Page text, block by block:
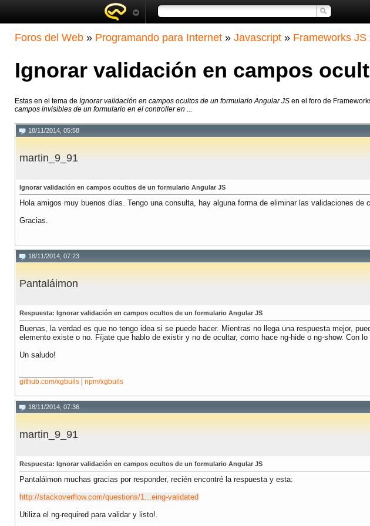
Foros del Web » Programando para Internet » Javascript » Frameworks JS
Ignorar validación en campos
Estas en el tema de Ignorar validación en campos ocultos de un formulario Angular JS en el foro de
campos invisibles de un formulario en el controller en ...
18/11/2014, 05:58
martin_9_91
Ignorar validación en campos ocultos de un formulario Angular JS
Hola amigos muy buenos días. Tengo una consulta, hay alguna forma de eliminar las validaciones
Gracias.
18/11/2014, 07:23
Pantaláimon
Respuesta: Ignorar validación en campos ocultos de un formulario Angular JS
Buenas, la verdad es que no tengo idea si se puede hacer. Mientras no llega una respuesta mejor,
elemento existe o no. Fíjate que hablo de existir y no de ocultar, como hace ng-hide o ng-show. Con
Un saludo!
github.com/xgbuils
npm/xgbuils
18/11/2014, 07:36
martin_9_91
Respuesta: Ignorar validación en campos ocultos de un formulario Angular JS
Pantaláimon muchas gracias por responder, recién encontré la respuesta y esta:
http://stackoverflow.com/questions/1...eing-validated
Utiliza el ng-required para validar y listo!.